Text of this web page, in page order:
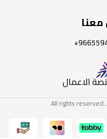
الاعمال
. All rights reserved